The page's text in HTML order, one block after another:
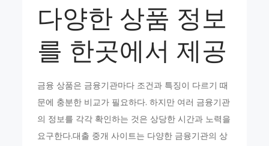
다양한 상품 정보
를 한곳에서 제공
금융 상품은 금융기관마다 조건과 특징이 다르기 때
문에 충분한 비교가 필요하다. 하지만 여러 금융기관
의 정보를 각각 확인하는 것은 상당한 시간과 노력을
요구한다.대출 중개 사이트는 다양한 금융기관의 상